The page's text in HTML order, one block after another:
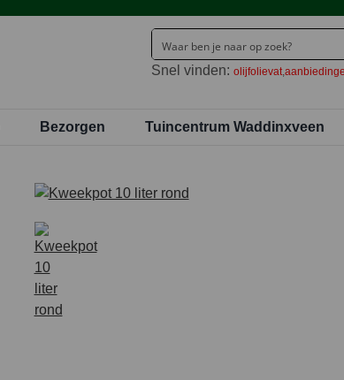
Snel vinden: olijfolievat
Bezorgen Tuincentrum Waddinxveen